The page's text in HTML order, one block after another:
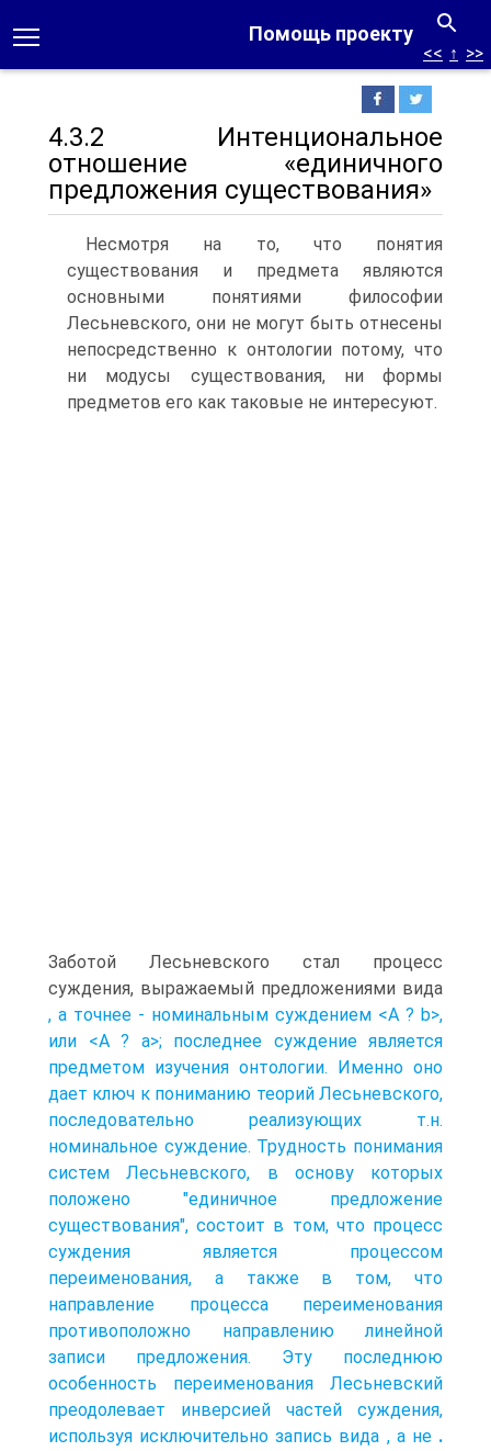
Помощь проекту
<< ↑ >>
4.3.2 Интенциональное
отношение «единичного
предложения существования»
Несмотря на то, что понятия
существования и предмета являются
основными понятиями философии
Лесьневского, они не могут быть отнесены
непосредственно к онтологии потому, что
ни модусы существования, ни формы
предметов его как таковые не интересуют.
Заботой Лесьневского стал процесс
суждения, выражаемый предложениями вида
, а точнее - номинальным суждением <А ? b>,
или <А ? а>; последнее суждение является
предметом изучения онтологии. Именно оно
дает ключ к пониманию теорий Лесьневского,
последовательно реализующих т.н.
номинальное суждение. Трудность понимания
систем Лесьневского, в основу которых
положено "единичное предложение
существования", состоит в том, что процесс
суждения является процессом
переименования, а также в том, что
направление процесса переименования
противоположно направлению линейной
записи предложения. Эту последнюю
особенность переименования Лесьневский
преодолевает инверсией частей суждения,
используя исключительно запись вида , а не .